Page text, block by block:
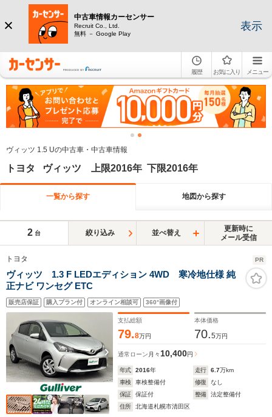
中古車情報カーセンサー
Recruit Co., Ltd.
無料 － Google Play
表示
履歴 お気に入り メニュー
ヴィッツ 1.5 Uの中古車・中古車情報
トヨタ ヴィッツ 上限2016年 下限2016年
一覧から探す 地図から探す
2 台 絞り込み 並べ替え
更新時に
メール受信
トヨタ PR
ヴィッツ 1.3 F LEDエディション 4WD 寒冷地仕様 純
正ナビ ワンセグ ETC
販売店保証 購入プラン付 オンライン相談可 360°画像付
支払総額
79.8万円
本体価格
70.5万円
通常ローン 月々10,400円
年式 2016年 走行 6.7万km
車検
車検整備付 修復
なし
保証
保証付 整備
法定整備付
住所
北海道札幌市清田区